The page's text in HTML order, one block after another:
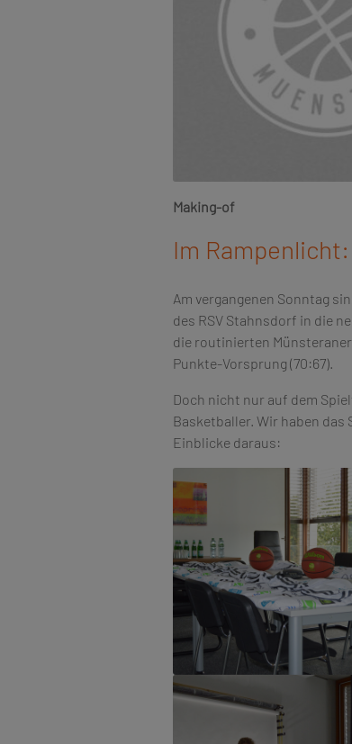
Making-of
Im
Am vergangenen Sonntag
des RSV Stahnsdorf in die
die routinierten
Punkte-Vorsprung (70:67).
Doch nicht nur auf dem
Basketballer. Wir haben
Einblicke daraus: